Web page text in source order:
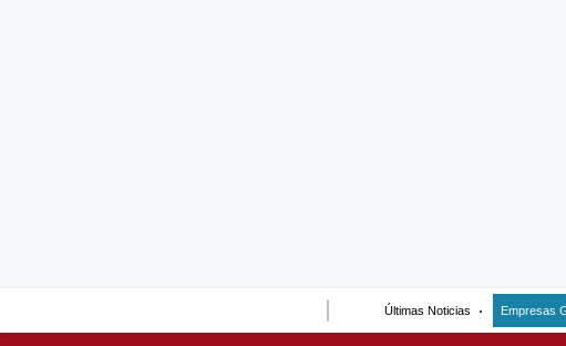
Últimas Noticias Empresas